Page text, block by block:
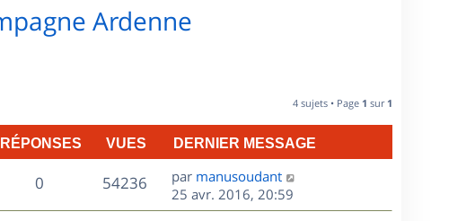
Ardenne
4 sujets • Page 1 sur 1
RÉPONSES VUES DERNIER MESSAGE
0R
é
54236V
u
D
e
r
par manusoudant
25 avr. 2016, 20:59